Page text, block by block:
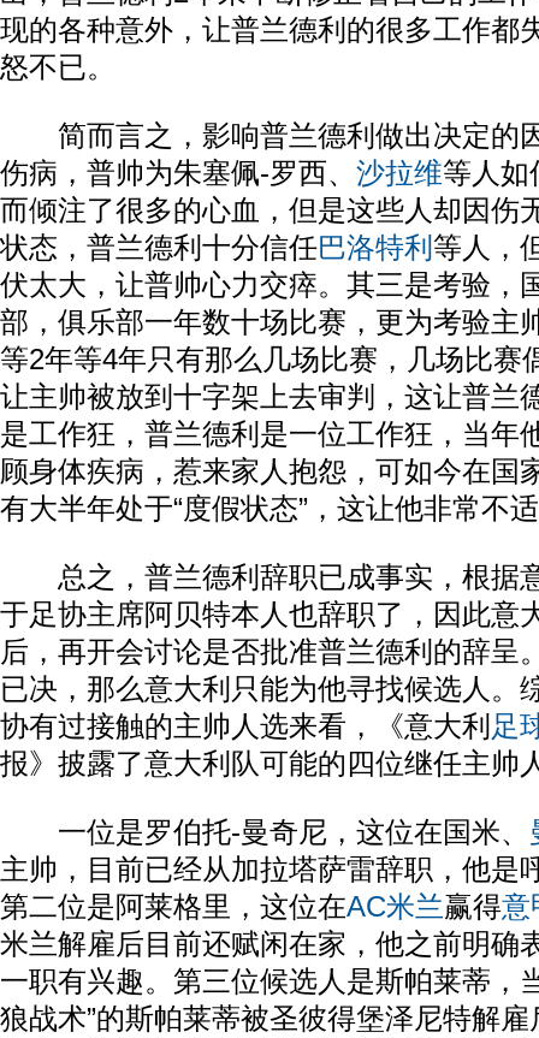
现的各种意外，让普兰德利的很多工作都
怒不已。
简而言之，影响普兰德利做出决定的
伤病，普帅为朱塞佩-罗西、 沙拉维等人如
而倾注了很多的心血，但是这些人却因伤
状态，普兰德利十分信任巴洛特利 等人，
伏太大，让普帅心力交瘁。其三是考验，
部，俱乐部一年数十场比赛，更为考验主
等2年等4年只有那么几场比赛，几场比赛
让主帅被放到十字架上去审判，这让普兰
是工作狂，普兰德利是一位工作狂，当年
顾身体疾病，惹来家人抱怨，可如今在国
有大半年处于“度假状态”，这让他非常不
总之，普兰德利辞职已成事实，根据
于足协主席阿贝特本人也辞职了，因此意
后，再开会讨论是否批准普兰德利的辞呈
已决，那么意大利只能为他寻找候选人。
协有过接触的主帅人选来看，《意大利 足
报》披露了意大利队可能的四位继任主帅
一位是罗伯托-曼奇尼，这位在国米、
主帅，目前已经从加拉塔萨雷辞职，他是
第二位是阿莱格里，这位在AC米兰赢得意
米兰解雇后目前还赋闲在家，他之前明确
一职有兴趣。第三位候选人是斯帕莱蒂，
狼战术”的斯帕莱蒂被圣彼得堡泽尼特解